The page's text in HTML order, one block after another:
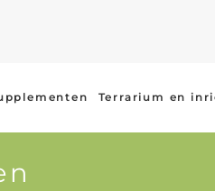
Terrarium en